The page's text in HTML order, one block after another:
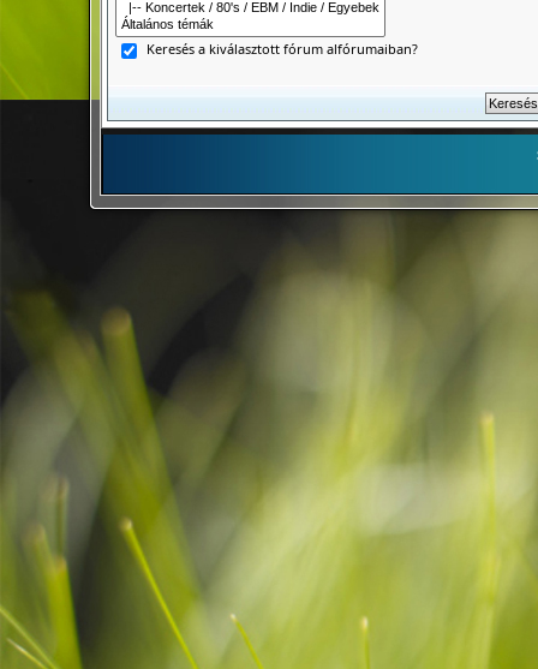
Keresés a kiválasztott fórum alfórumaiban?